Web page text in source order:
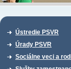
Ústredie PSVR
Úrady PSVR
Sociálne veci a